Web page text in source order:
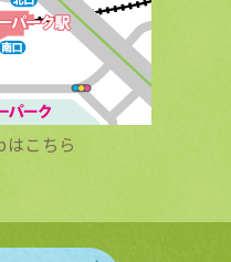
こちら